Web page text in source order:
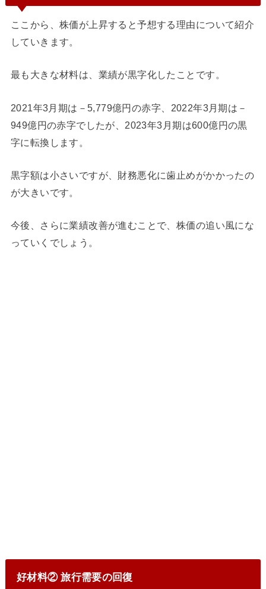
ここから、株価が上昇すると予想する理由について紹介
していきます。
最も大きな材料は、業績が黒字化したことです。
2021年3月期は－5,779億円の赤字、2022年3月期は－
949億円の赤字でしたが、2023年3月期は600億円の黒
字に転換します。
黒字額は小さいですが、財務悪化に歯止めがかかったの
が大きいです。
今後、さらに業績改善が進むことで、株価の追い風にな
っていくでしょう。
好材料② 旅行需要の回復